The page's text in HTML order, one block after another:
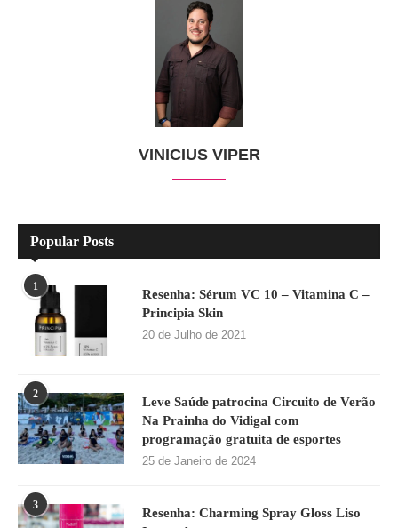
VINICIUS VIPER
Popular Posts
1
Resenha: Sérum VC 10 – Vitamina C –
Principia Skin
20 de Julho de 2021
2
Leve Saúde patrocina Circuito de Verão
Na Prainha do Vidigal com
programação gratuita de esportes
25 de Janeiro de 2024
3
Resenha: Charming Spray Gloss Liso